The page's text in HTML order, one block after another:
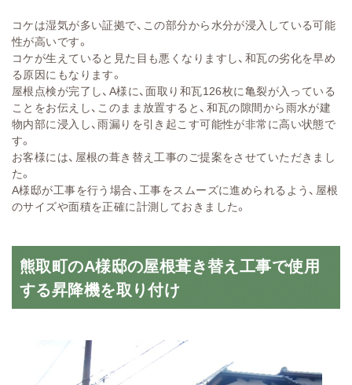
コケは湿気が多い証拠で、この部分から水分が浸入している可能
性が高いです。
コケが生えていると見た目も悪くなりますし、和瓦の劣化を早め
る原因にもなります。
屋根点検が完了し、A様に、面取り和瓦126枚に亀裂が入っている
ことをお伝えし、このまま放置すると、和瓦の隙間から雨水が建
物内部に浸入し、雨漏りを引き起こす可能性が非常に高い状態で
す。
お客様には、屋根の葺き替え工事のご提案をさせていただきまし
た。
A様邸が工事を行う場合、工事をスムーズに進められるよう、屋根
のサイズや面積を正確に計測しておきました。
熊取町のA様邸の屋根葺き替え工事で使用
する昇降機を取り付け